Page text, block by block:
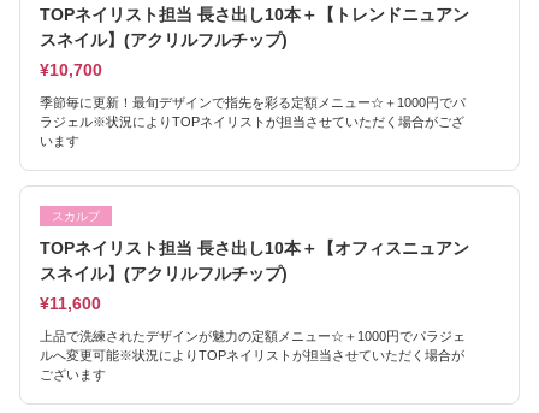
TOPネイリスト担当 長さ出し10本＋【トレンドニュアン
スネイル】(アクリルフルチップ)
¥10,700
季節毎に更新！最旬デザインで指先を彩る定額メニュー☆＋1000円でパ
ラジェル※状況によりTOPネイリストが担当させていただく場合がござ
います
スカルプ
TOPネイリスト担当 長さ出し10本＋【オフィスニュアン
スネイル】(アクリルフルチップ)
¥11,600
上品で洗練されたデザインが魅力の定額メニュー☆＋1000円でパラジェ
ルへ変更可能※状況によりTOPネイリストが担当させていただく場合が
ございます